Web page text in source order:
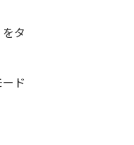
タ
ド